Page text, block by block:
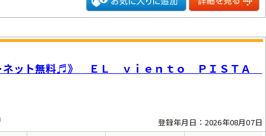
ネット無料♬》 ＥＬ ｖｉｅｎｔｏ ＰＩＳＴＡ
登録年月日：2026年08月07日